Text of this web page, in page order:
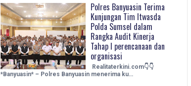
Polres Banyuasin Terima
Kunjungan Tim Itwasda
Polda Sumsel dalam
Rangka Audit Kinerja
Tahap I perencanaan dan
organisasi
Realitaterkini.com👇👇
*Banyuasin* – Polres Banyuasin menerima ku…